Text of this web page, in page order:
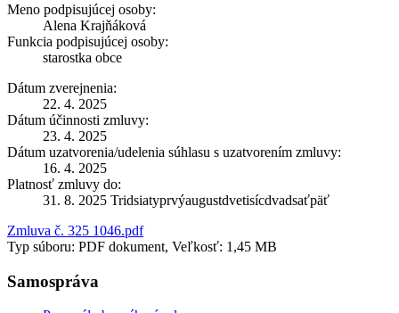
Meno podpisujúcej osoby:
Alena Krajňáková
Funkcia podpisujúcej osoby:
starostka obce
Dátum zverejnenia:
22. 4. 2025
Dátum účinnosti zmluvy:
23. 4. 2025
Dátum uzatvorenia/udelenia súhlasu s uzatvorením zmluvy:
16. 4. 2025
Platnosť zmluvy do:
31. 8. 2025 Tridsiatyprvýaugustdvetisícdvadsaťpäť
Zmluva č. 325 1046.pdf
Typ súboru: PDF dokument, Veľkosť: 1,45 MB
Samospráva